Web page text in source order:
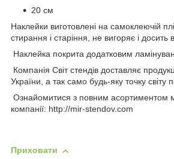
20 см
Наклейки виготовлені на самоклеючій
стирання і старіння, не вигоряє і досить
Наклейка покрита додатковим
Компанія Світ стендів доставляє
України, а так само будь-яку точку світу
Ознайомитися з повним асортиментом
компанії: http://mir-stendov.com
Приховати